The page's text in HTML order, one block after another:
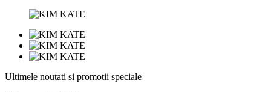
Ultimele noutati si promotii speciale